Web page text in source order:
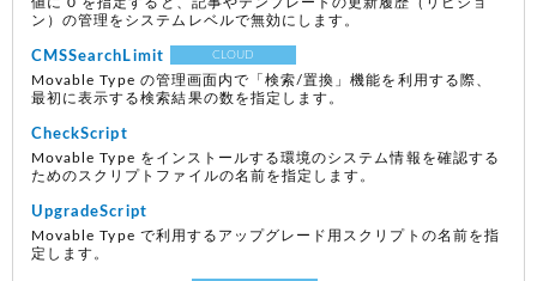
値に 0 を指定すると、記事やテンプレートの更新履歴（リビジョ
ン）の管理をシステムレベルで無効にします。
CMSSearchLimit CLOUD
Movable Type の管理画面内で「検索/置換」機能を利用する際、
最初に表示する検索結果の数を指定します。
CheckScript
Movable Type をインストールする環境のシステム情報を確認する
ためのスクリプトファイルの名前を指定します。
UpgradeScript
Movable Type で利用するアップグレード用スクリプトの名前を指
定します。